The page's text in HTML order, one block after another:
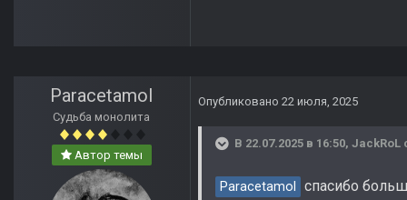
Paracetamol
Судьба монолита
Автор темы
Опубликовано 22 июля, 2025
В 22.07.2025 в 16:50, JackRoL
Paracetamol спасибо